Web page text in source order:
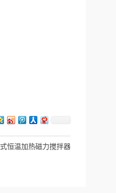
恒温加热磁力搅拌器